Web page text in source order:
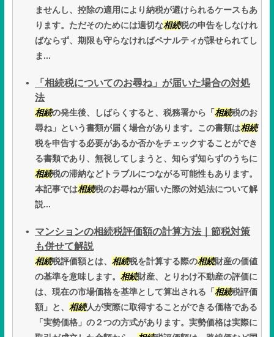
ませんし、控除の適用により納税が避けられるケースもあ
ります。ただそのためには適切な相続税の申告をしなけれ
ばならず、期限も守らなければペナルティが課せられてし
ま...
「相続税についてのお尋ね」が届いた場合の対処
法
相続の発生後、しばらくすると、税務署から「 相続税のお
尋ね」という書類が届く場合があります。この書類は相続
税を申告する必要があるか否かをチェックすることができ
る書類であり、無視してしまうと、知らず知らずのうちに
相続税の滞納などトラブルにつながる可能性もあります。
本記事では相続税のお尋ねが届いた際の対処法について解
説...
マンションの相続税評価額の計算方法｜節税対策
も併せて解説
相続税評価額とは、 相続税を計算する際の相続財産の価値
の基準を意味します。 相続財産、とりわけ不動産の評価に
は、現在の市場価格を基準として算出される「 相続税評価
額」と、 相続人が実際に取得することができる価格である
「実勢価格」の２つの方式があります。実勢価格は実際に